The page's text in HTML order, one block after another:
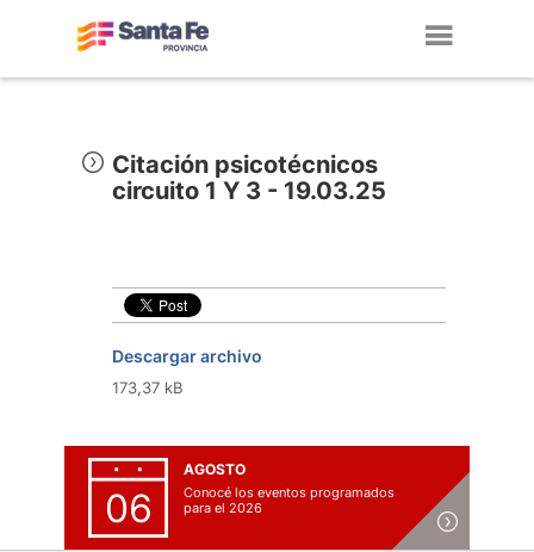
Citación psicotécnicos
circuito 1 Y 3 - 19.03.25
Descargar archivo
173,37 kB
06
AGOSTO
Conocé los eventos programados
para el 2026